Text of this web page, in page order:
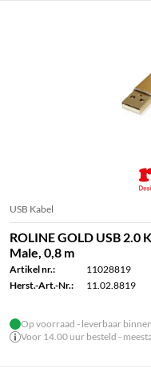
USB Kabel
ROLINE GOLD USB 2.0
Male, 0,8 m
Artikel nr.:
11028819
Herst.-Art.-Nr.:
11.02.8819
Op voorraad - leverbaar
Voor 14.00 uur besteld -